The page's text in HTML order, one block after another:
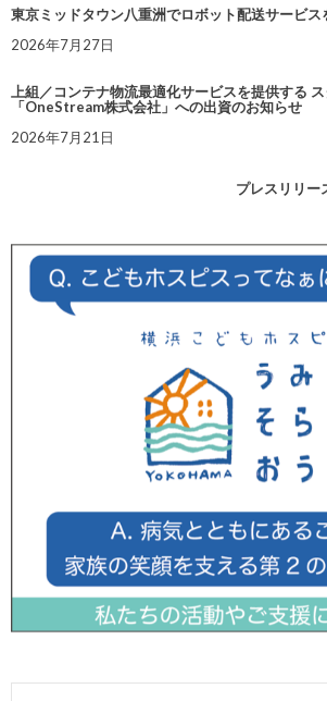
東京ミッドタウン八重洲でロボット配送サービス
2026年7月27日
上組／コンテナ物流最適化サービスを提供する
「OneStream株式会社」への出資のお知らせ
2026年7月21日
プレスリリー